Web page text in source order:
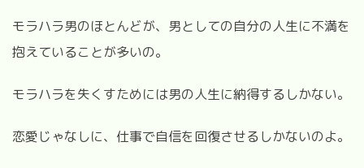
モラハラ男のほとんどが、男としての自分の人生に不満を
抱えていることが多いの。
モラハラを失くすためには男の人生に納得するしかない。
恋愛じゃなしに、仕事で自信を回復させるしかないのよ。